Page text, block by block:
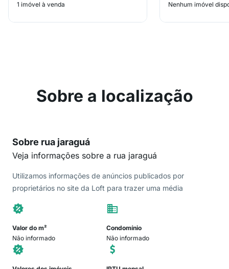
1 imóvel à venda
Nenhum imóvel
Sobre a localização
Sobre rua jaraguá
Veja informações sobre a rua jaraguá
Utilizamos informações de anúncios publicados por
proprietários no site da Loft para trazer uma média
Valor do m²
Não informado
Condomínio
Não informado